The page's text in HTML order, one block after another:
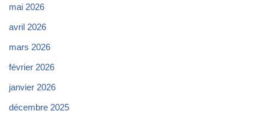
mai 2026
avril 2026
mars 2026
février 2026
janvier 2026
décembre 2025